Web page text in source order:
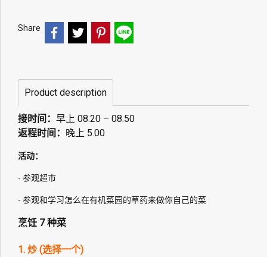
Share
Product description
接时间： 早上 08.20 – 08.50
返程时间： 晚上 5.00
活动：
- 参观超市
- 参观和学习怎么在有机菜园的草药来做你自己的菜
烹饪 7 种菜
1. 炒 (选择一个)